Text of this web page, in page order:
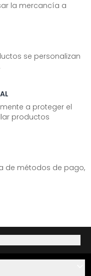
la mercancía a
se personalizan
a proteger el
productos
de métodos de pago,